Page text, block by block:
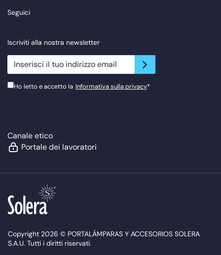
Seguici
Iscriviti alla nostra newsletter
newsletter.suscribe
Ho letto e accetto la Informativa sulla privacy*
Canale etico
Portale dei lavoratori
Copyright 2026 © PORTALÁMPARAS Y ACCESORIOS SOLERA
S.A.U. Tutti i diritti riservati.